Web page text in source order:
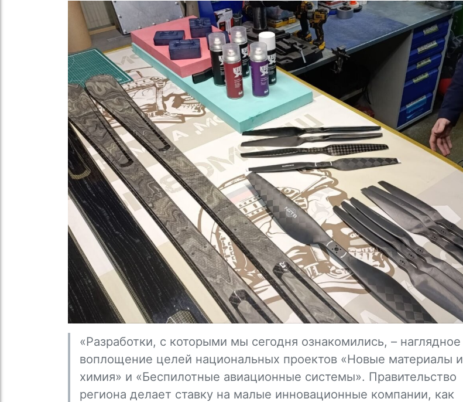
«Разработки, с которыми мы сегодня ознакомились, – наглядное
воплощение целей национальных проектов «Новые материалы и
химия» и «Беспилотные авиационные системы». Правительство
региона делает ставку на малые инновационные компании, как